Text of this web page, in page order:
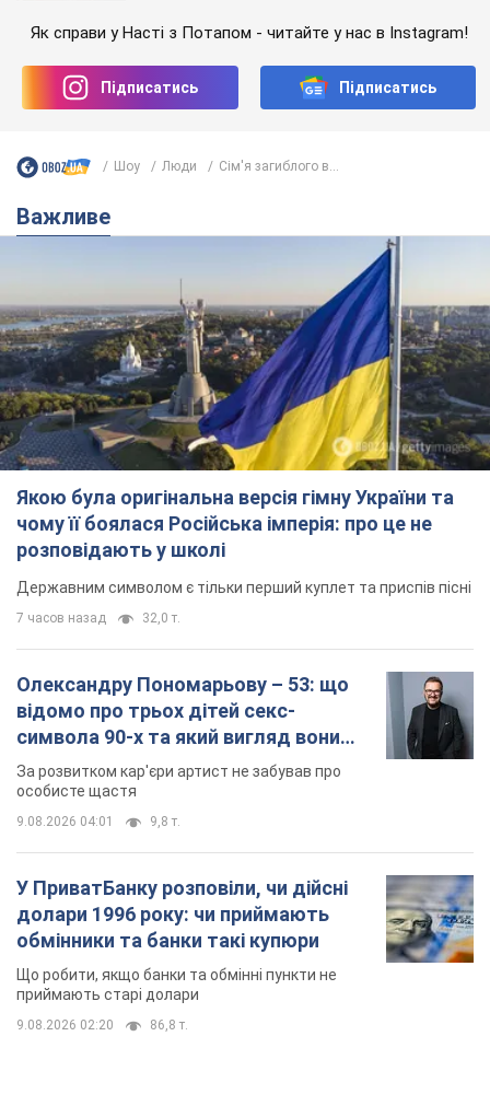
Як справи у Насті з Потапом - читайте у нас в Instagram!
Підписатись Підписатись
Шоу Люди Сім'я загиблого в...
Важливе
Якою була оригінальна версія гімну України та
чому її боялася Російська імперія: про це не
розповідають у школі
Державним символом є тільки перший куплет та приспів пісні
7 часов назад 32,0 т.
Олександру Пономарьову – 53: що
відомо про трьох дітей секс-
символа 90-х та який вигляд вони
мають
За розвитком кар'єри артист не забував про
особисте щастя
9.08.2026 04:01 9,8 т.
У ПриватБанку розповіли, чи дійсні
долари 1996 року: чи приймають
обмінники та банки такі купюри
Що робити, якщо банки та обмінні пункти не
приймають старі долари
9.08.2026 02:20 86,8 т.